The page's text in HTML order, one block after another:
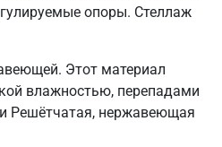
опоры. Стеллаж
Этот материал
влажностью, перепадами
Решётчатая, нержавеющая